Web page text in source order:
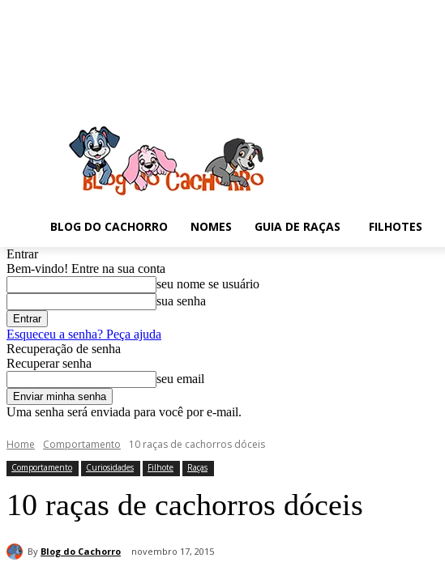
BLOG DO CACHORRO NOMES GUIA DE RAÇAS FILHOTES
Entrar
Bem-vindo! Entre na sua conta
seu nome se usuário
sua senha
Esqueceu a senha? Peça ajuda
Recuperação de senha
Recuperar senha
seu email
Uma senha será enviada para você por e-mail.
Home Comportamento 10 raças de cachorros dóceis
Comportamento Curiosidades Filhote Raças
10 raças de cachorros dóceis
By Blog do Cachorro novembro 17, 2015